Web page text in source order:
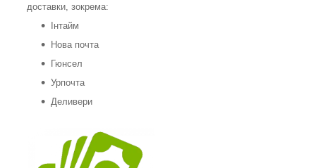
доставки, зокрема:
Інтайм
Нова почта
Гюнсел
Урпочта
Деливери